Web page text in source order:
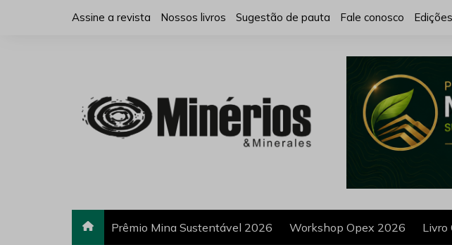
Assine a revista Nossos livros Sugestão de pauta Fale conosco Edições
Prêmio Mina Sustentável 2026 Workshop Opex 2026 Livro